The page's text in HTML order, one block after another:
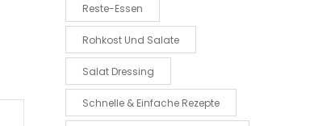
Reste-Essen
Rohkost Und Salate
Salat Dressing
Schnelle & Einfache Rezepte